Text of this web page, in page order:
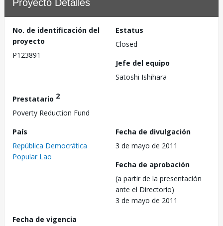
Proyecto Detalles
No. de identificación del
proyecto
P123891
Estatus
Closed
Jefe del equipo
Satoshi Ishihara
Prestatario 2
Poverty Reduction Fund
País
República Democrática
Popular Lao
Fecha de divulgación
3 de mayo de 2011
Fecha de aprobación
(a partir de la presentación
ante el Directorio)
3 de mayo de 2011
Fecha de vigencia